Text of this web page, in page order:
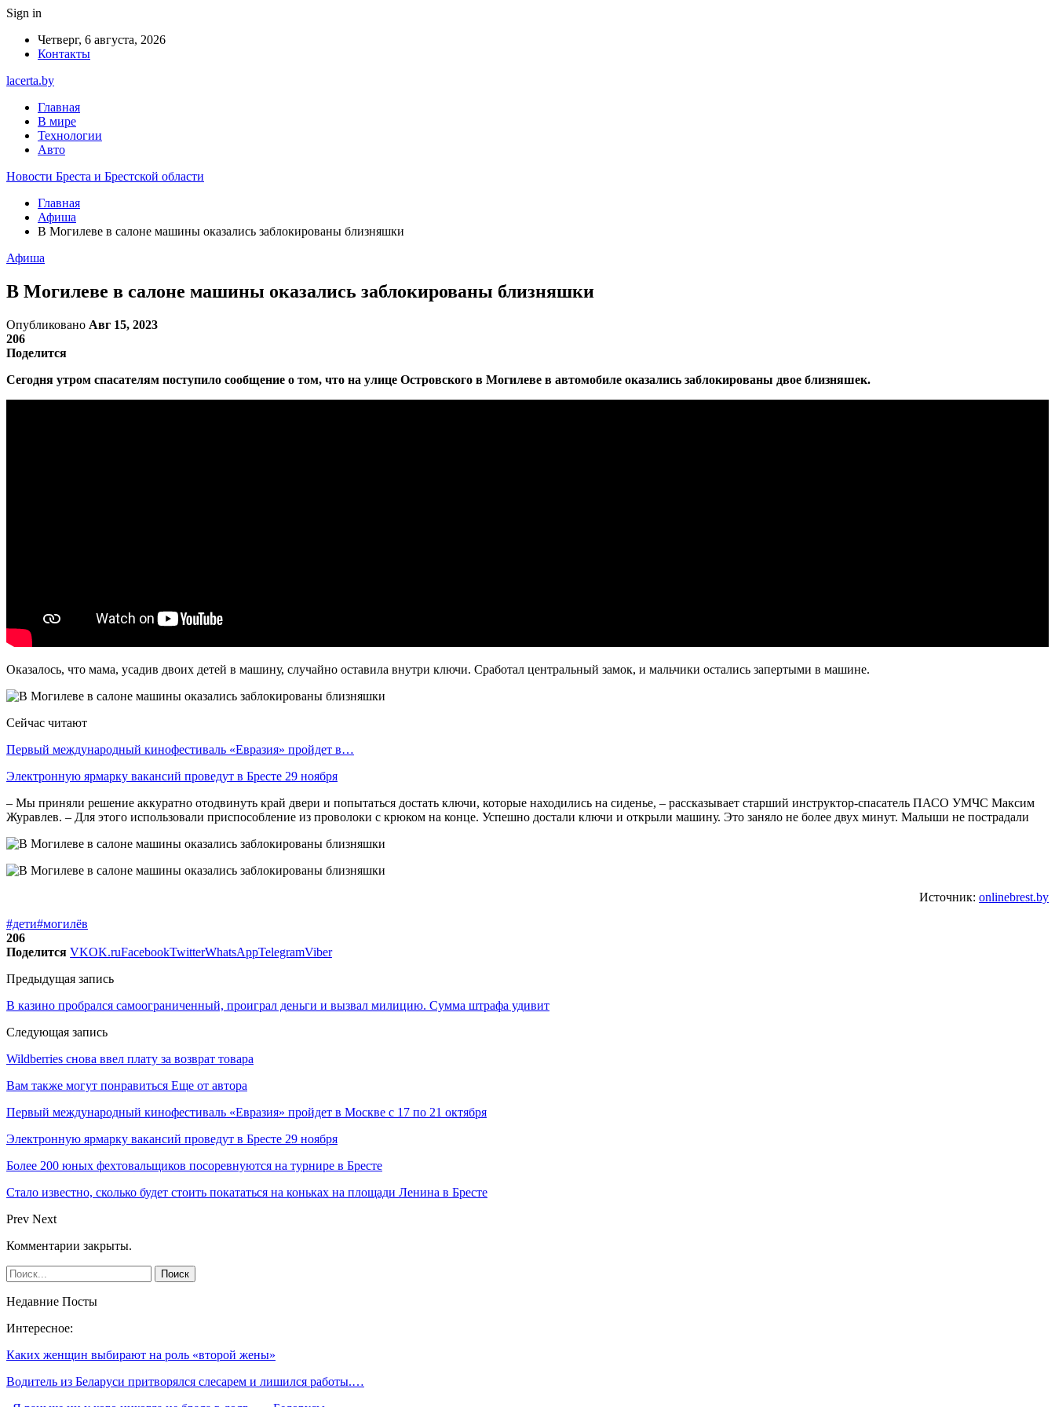
Sign in
Четверг, 6 августа, 2026
Контакты
lacerta.by
Главная
В мире
Технологии
Авто
Новости Бреста и Брестской области
Главная
Афиша
В Могилеве в салоне машины оказались заблокированы близняшки
Афиша
В Могилеве в салоне машины оказались заблокированы близняшки
Опубликовано Авг 15, 2023
206
Поделится
Сегодня утром спасателям поступило сообщение о том, что на улице Островского в Могилеве в автомобиле оказались заблокированы двое близняшек.
Оказалось, что мама, усадив двоих детей в машину, случайно оставила внутри ключи. Сработал центральный замок, и мальчики остались запертыми в машине.
Сейчас читают
Первый международный кинофестиваль «Евразия» пройдет в…
Электронную ярмарку вакансий проведут в Бресте 29 ноября
– Мы приняли решение аккуратно отодвинуть край двери и попытаться достать ключи, которые находились на сиденье, – рассказывает старший инструктор-спасатель ПАСО УМЧС Максим
Журавлев. – Для этого использовали приспособление из проволоки с крюком на конце. Успешно достали ключи и открыли машину. Это заняло не более двух минут. Малыши не пострадали
Источник: onlinebrest.by
#дети#могилёв
206
Поделится VKOK.ruFacebookTwitterWhatsAppTelegramViber
Предыдущая запись
В казино пробрался самоограниченный, проиграл деньги и вызвал милицию. Сумма штрафа удивит
Следующая запись
Wildberries снова ввел плату за возврат товара
Вам также могут понравиться Еще от автора
Первый международный кинофестиваль «Евразия» пройдет в Москве с 17 по 21 октября
Электронную ярмарку вакансий проведут в Бресте 29 ноября
Более 200 юных фехтовальщиков посоревнуются на турнире в Бресте
Стало известно, сколько будет стоить покататься на коньках на площади Ленина в Бресте
Prev Next
Комментарии закрыты.
Недавние Посты
Интересное:
Каких женщин выбирают на роль «второй жены»
Водитель из Беларуси притворялся слесарем и лишился работы.…